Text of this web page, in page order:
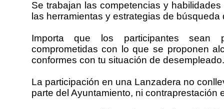
Se trabajan las competencias y
las herramientas y estrategias de
Importa que los participantes sean
comprometidas con lo que se proponen
conformes con tu situación de desempleado.
La participación en una Lanzadera no
parte del Ayuntamiento, ni contraprestación